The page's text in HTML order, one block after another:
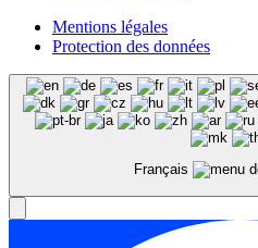
Mentions légales
Protection des données
Français